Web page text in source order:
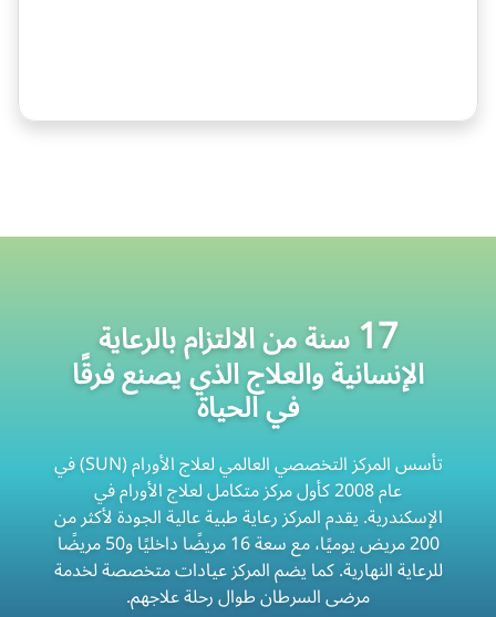
17سنة من الالتزام بالرعاية
الإنسانية والعلاج الذي يصنع فرقًا
في الحياة
تأسس المركز التخصصي العالمي لعلاج الأورام (SUN) في
عام 2008 كأول مركز متكامل لعلاج الأورام في
الإسكندرية. يقدم المركز رعاية طبية عالية الجودة لأكثر من
200 مريض يوميًا، مع سعة 16 مريضًا داخليًا و50 مريضًا
للرعاية النهارية. كما يضم المركز عيادات متخصصة لخدمة
مرضى السرطان طوال رحلة علاجهم.